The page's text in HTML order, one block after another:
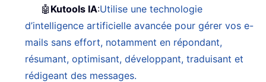
🤖 Kutools IA:Utilise une technologie
d’intelligence artificielle avancée pour gérer vos e-
mails sans effort, notamment en répondant,
résumant, optimisant, développant, traduisant et
rédigeant des messages.